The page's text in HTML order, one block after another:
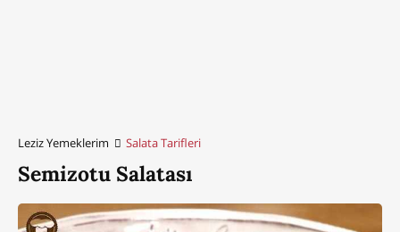
Leziz Yemeklerim Salata Tarifleri
Semizotu Salatası